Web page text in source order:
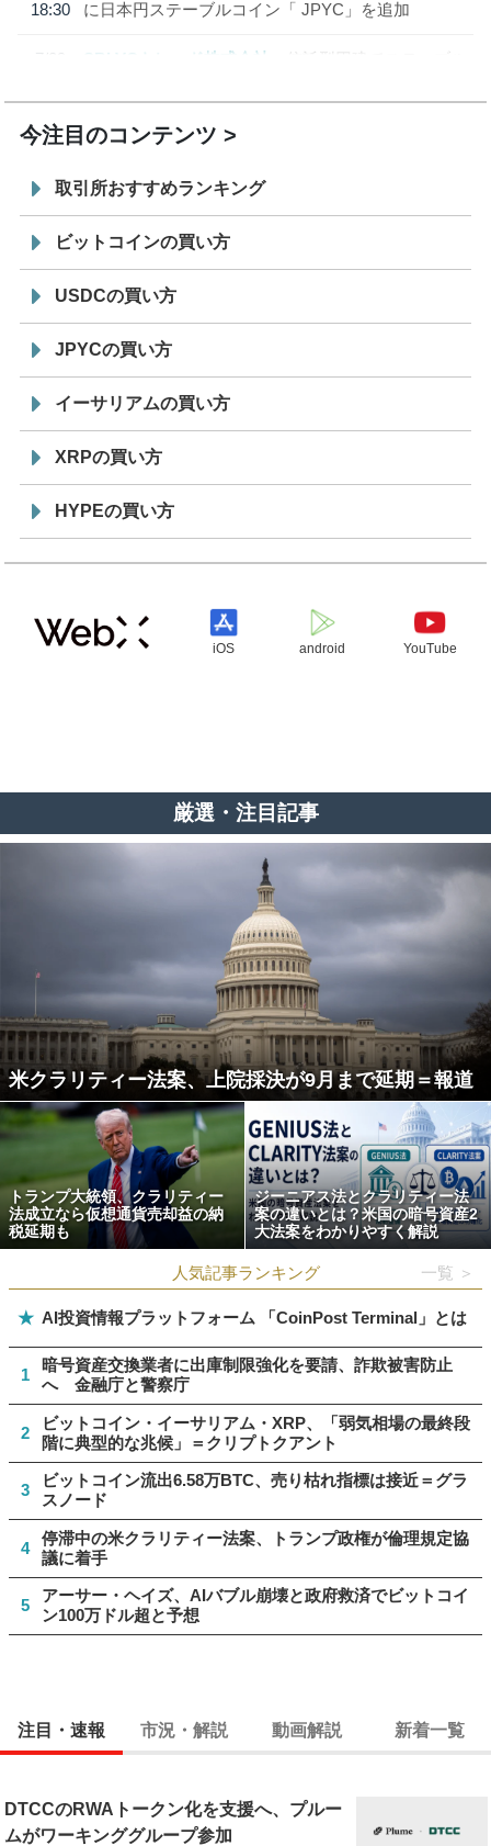
18:30 に日本円ステーブルコイン「 JPYC」を追加
7/29
SBI VCトレード株式会社
信託型円建てステーブル
今注目のコンテンツ
取引所おすすめランキング
ビットコインの買い方
USDCの買い方
JPYCの買い方
イーサリアムの買い方
XRPの買い方
HYPEの買い方
iOS android YouTube
厳選・注目記事
米クラリティー法案、上院採決が9月まで延期＝報道
トランプ大統領、クラリティー
法成立なら仮想通貨売却益の納
税延期も
ジーニアス法とクラリティー法
案の違いとは？米国の暗号資産2
大法案をわかりやすく解説
人気記事ランキング 一覧 ＞
★ AI投資情報プラットフォーム 「CoinPost Terminal」とは
1
暗号資産交換業者に出庫制限強化を要請、詐欺被害防止
へ 金融庁と警察庁
2
ビットコイン・イーサリアム・XRP、「弱気相場の最終段
階に典型的な兆候」＝クリプトクアント
3
ビットコイン流出6.58万BTC、売り枯れ指標は接近＝グラ
スノード
4
停滞中の米クラリティー法案、トランプ政権が倫理規定協
議に着手
5
アーサー・ヘイズ、AIバブル崩壊と政府救済でビットコイ
ン100万ドル超と予想
注目・速報 市況・解説 動画解説 新着一覧
DTCCのRWAトークン化を支援へ、プルー
ムがワーキンググループ参加